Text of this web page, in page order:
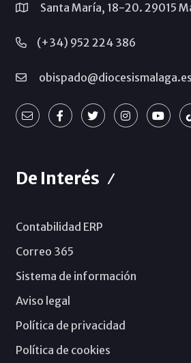
Santa María, 18-20. 29015
(+34) 952 224 386
obispado@diocesismalaga.es
De Interés
Contabilidad ERP
Correo 365
Sistema de información
Aviso legal
Política de privacidad
Política de cookies